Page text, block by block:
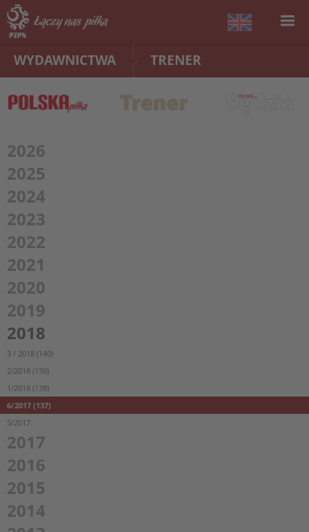
WYDAWNICTWA TRENER
2026
2025
2024
2023
2022
2021
2020
2019
2018
3 / 2018 (140)
2/2018 (139)
1/2018 (138)
6/2017 (137)
5/2017
2017
2016
2015
2014